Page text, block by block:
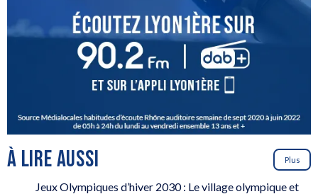
À LIRE AUSSI Plus
Jeux Olympiques d’hiver 2030 : Le village olympique et